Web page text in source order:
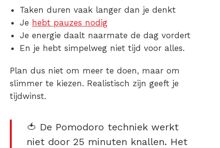
Taken duren vaak langer dan je denkt
Je hebt pauzes nodig
Je energie daalt naarmate de dag vordert
En je hebt simpelweg niet tijd voor alles.
Plan dus niet om meer te doen, maar om
slimmer te kiezen. Realistisch zijn geeft je
tijdwinst.
🍅 De Pomodoro techniek werkt
niet door 25 minuten knallen. Het